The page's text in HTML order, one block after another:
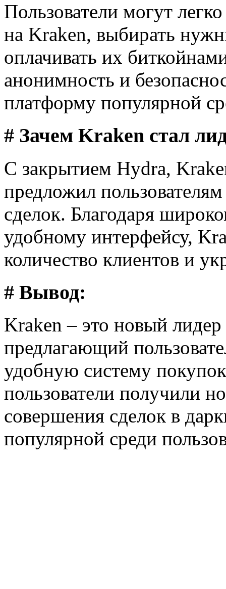
Пользователи могут
на Kraken, выбирать
оплачивать их
анонимность и
платформу популярной
# Зачем Kraken стал
С закрытием Hydra,
предложил
сделок. Благодаря
удобному интерфейсу,
количество клиентов и
# Вывод:
Kraken – это новый
предлагающий
удобную систему
пользователи получили
совершения сделок в
популярной среди